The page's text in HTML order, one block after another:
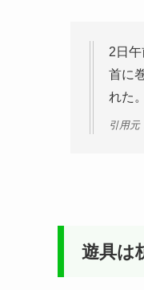
2日
首に
れた
引用元
遊具は